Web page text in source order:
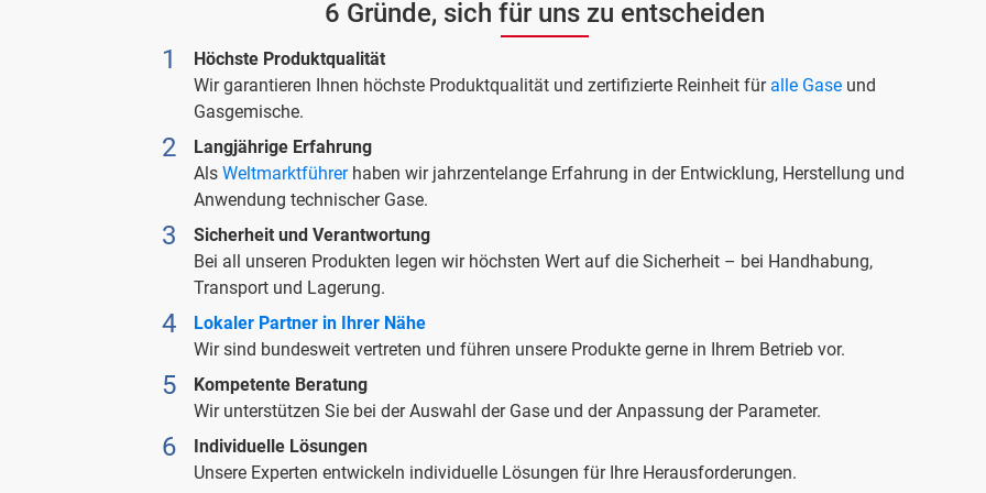
Vielzahl v ...
6 Gründe, sich für uns zu entscheiden
Höchste Produktqualität
Wir garantieren Ihnen höchste Produktqualität und zertifizierte Reinheit für alle Gaseund
Gasgemische.
Langjährige Erfahrung
Als Weltmarktführer haben wir jahrzentelange Erfahrung in der Entwicklung, Herstellung und
Anwendung technischer Gase.
Sicherheit und Verantwortung
Bei all unseren Produkten legen wir höchsten Wert auf die Sicherheit – bei Handhabung,
Transport und Lagerung.
Lokaler Partner in Ihrer Nähe
Wir sind bundesweit vertreten und führen unsere Produkte gerne in Ihrem Betrieb vor.
Kompetente Beratung
Wir unterstützen Sie bei der Auswahl der Gase und der Anpassung der Parameter.
Individuelle Lösungen
Unsere Experten entwickeln individuelle Lösungen für Ihre Herausforderungen.